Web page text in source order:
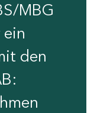
MBG
den